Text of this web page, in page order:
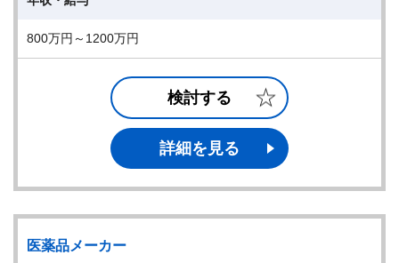
800万円～1200万円
検討する
詳細を見る
医薬品メーカー